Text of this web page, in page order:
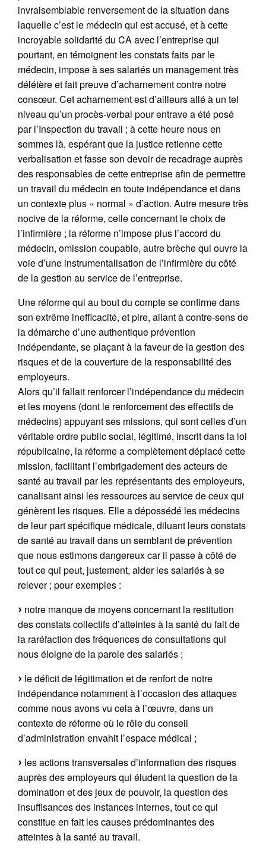
invraisemblable renversement de la situation dans
laquelle c’est le médecin qui est accusé, et à cette
incroyable solidarité du CA avec l’entreprise qui
pourtant, en témoignent les constats faits par le
médecin, impose à ses salariés un management très
délétère et fait preuve d’acharnement contre notre
consœur. Cet acharnement est d’ailleurs allé à un tel
niveau qu’un procès-verbal pour entrave a été posé
par l’Inspection du travail ; à cette heure nous en
sommes là, espérant que la justice retienne cette
verbalisation et fasse son devoir de recadrage auprès
des responsables de cette entreprise afin de permettre
un travail du médecin en toute indépendance et dans
un contexte plus « normal » d’action. Autre mesure très
nocive de la réforme, celle concernant le choix de
l’infirmière ; la réforme n’impose plus l’accord du
médecin, omission coupable, autre brèche qui ouvre la
voie d’une instrumentalisation de l’infirmière du côté
de la gestion au service de l’entreprise.
Une réforme qui au bout du compte se confirme dans
son extrême inefficacité, et pire, allant à contre-sens de
la démarche d’une authentique prévention
indépendante, se plaçant à la faveur de la gestion des
risques et de la couverture de la responsabilité des
employeurs.
Alors qu’il fallait renforcer l’indépendance du médecin
et les moyens (dont le renforcement des effectifs de
médecins) appuyant ses missions, qui sont celles d’un
véritable ordre public social, légitimé, inscrit dans la loi
républicaine, la réforme a complètement déplacé cette
mission, facilitant l’embrigadement des acteurs de
santé au travail par les représentants des employeurs,
canalisant ainsi les ressources au service de ceux qui
génèrent les risques. Elle a dépossédé les médecins
de leur part spécifique médicale, diluant leurs constats
de santé au travail dans un semblant de prévention
que nous estimons dangereux car il passe à côté de
tout ce qui peut, justement, aider les salariés à se
relever ; pour exemples :
notre manque de moyens concernant la restitution
des constats collectifs d’atteintes à la santé du fait de
la raréfaction des fréquences de consultations qui
nous éloigne de la parole des salariés ;
le déficit de légitimation et de renfort de notre
indépendance notamment à l’occasion des attaques
comme nous avons vu cela à l’œuvre, dans un
contexte de réforme où le rôle du conseil
d’administration envahit l’espace médical ;
les actions transversales d’information des risques
auprès des employeurs qui éludent la question de la
domination et des jeux de pouvoir, la question des
insuffisances des instances internes, tout ce qui
constitue en fait les causes prédominantes des
atteintes à la santé au travail.